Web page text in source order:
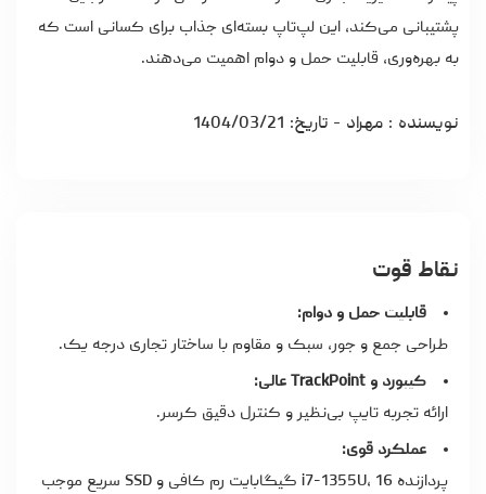
پشتیبانی می‌کند، این لپ‌تاپ بسته‌ای جذاب برای کسانی است که
به بهره‌وری، قابلیت حمل و دوام اهمیت می‌دهند.
نویسنده : مهراد - تاریخ: 1404/03/21
نقاط قوت
قابلیت حمل و دوام:
طراحی جمع و جور، سبک و مقاوم با ساختار تجاری درجه یک.
کیبورد و TrackPoint عالی:
ارائه تجربه تایپ بی‌نظیر و کنترل دقیق کرسر.
عملکرد قوی:
پردازنده i7-1355U، 16 گیگابایت رم کافی و SSD سریع موجب